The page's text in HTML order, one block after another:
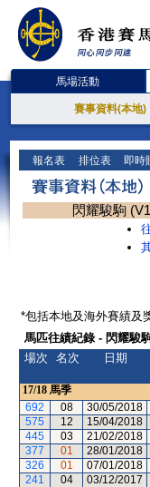
馬場活動
賽事資料(本地)
報名表 排位表 即時
閃耀駿駒
*包括本地及海外賽績及
馬匹往績紀錄 - 閃耀駿
場次
名次 日期
17/18 馬季
692
08 30/05/2018
575
12 15/04/2018
445
03 21/02/2018
377
01 28/01/2018
326
01 07/01/2018
241
04 03/12/2017